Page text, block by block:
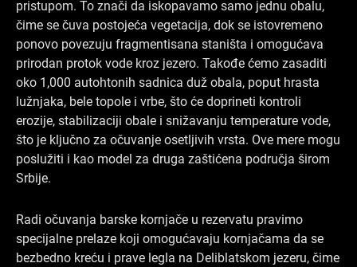
pristupom. To znači da iskopavamo samo jednu obalu,
čime se čuva postojeća vegetacija, dok se istovremeno
ponovo povezuju fragmentisana staništa i omogućava
prirodan protok vode kroz jezero. Takođe ćemo zasaditi
oko 1,000 autohtonih sadnica duž obala, poput hrasta
lužnjaka, bele topole i vrbe, što će doprineti kontroli
erozije, stabilizaciji obale i snižavanju temperature vode,
što je ključno za očuvanje osetljivih vrsta. Ove mere mogu
poslužiti i kao model za druga zaštićena područja širom
Srbije.
Radi očuvanja barske kornjače u rezervatu pravimo
specijalne prelaze koji omogućavaju kornjačama da se
bezbedno kreću i prave legla na Deliblatskom jezeru, čime